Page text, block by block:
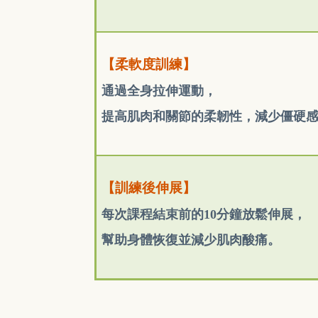
【柔軟度訓練】
通過全身拉伸運動，
提高肌肉和關節的柔韌性，減少僵硬
【訓練後伸展】
每次課程結束前的10分鐘放鬆伸展，
幫助身體恢復並減少肌肉酸痛。